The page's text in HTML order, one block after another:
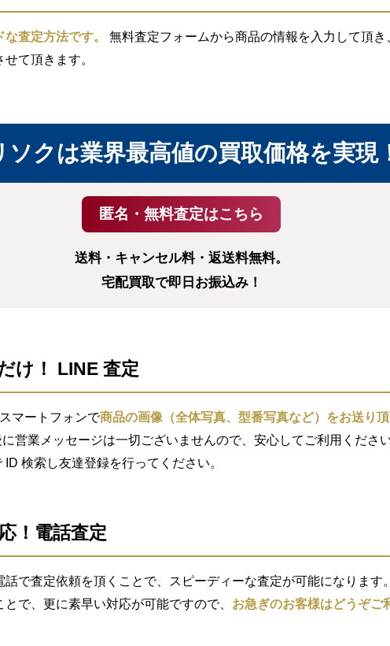
査定方法です。
無料査定フォームから商品の情報を入力して頂
て頂きます。
ソクは業界最高値の買取価格を実現
送料・キャンセル料・返送料無料。
宅配買取で即日お振込み！
け！ LINE 査定
マートフォンで商品の画像（全体写真、型番写真など）をお送り
に営業メッセージは一切ございませんので、安心してご利用くださ
ID 検索し友達登録を行ってください。
！電話査定
話で査定依頼を頂くことで、スピーディーな査定が可能になりま
で、更に素早い対応が可能ですので、 お急ぎのお客様はどうぞご